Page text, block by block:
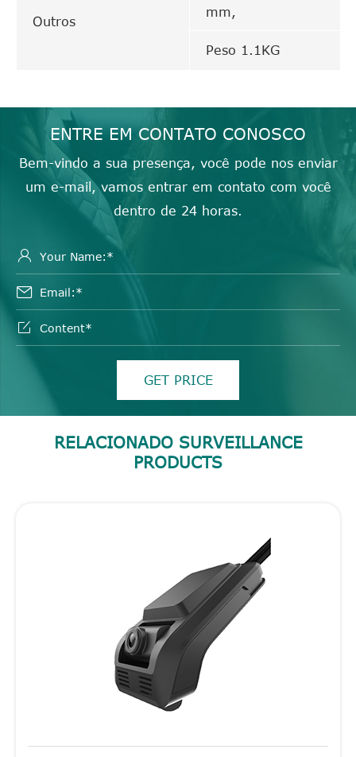
Outros
mm,
Peso 1.1KG
ENTRE EM CONTATO CONOSCO
Bem-vindo a sua presença, você pode nos enviar
um e-mail, vamos entrar em contato com você
dentro de 24 horas.



GET PRICE
RELACIONADO SURVEILLANCE
PRODUCTS